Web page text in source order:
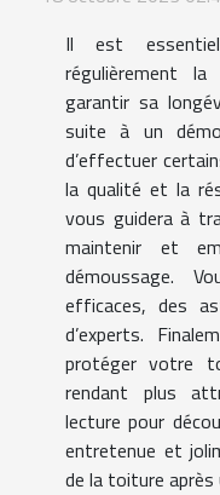
Il est
régulièrement
garantir sa
suite à un
d’effectuer
la qualité et la
vous guidera à
maintenir et
démoussage.
efficaces, des
d’experts.
protéger votre
rendant plus
lecture pour
entretenue et
de la toiture après